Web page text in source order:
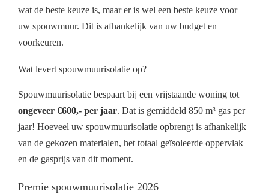
wat de beste keuze is, maar er is wel een beste keuze voor
uw spouwmuur. Dit is afhankelijk van uw budget en
voorkeuren.
Wat levert spouwmuurisolatie op?
Spouwmuurisolatie bespaart bij een vrijstaande woning tot
ongeveer €600,- per jaar. Dat is gemiddeld 850 m³ gas per
jaar! Hoeveel uw spouwmuurisolatie opbrengt is afhankelijk
van de gekozen materialen, het totaal geïsoleerde oppervlak
en de gasprijs van dit moment.
Premie spouwmuurisolatie 2026